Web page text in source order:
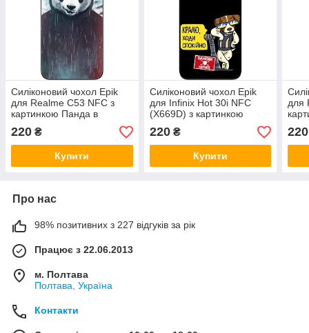
Силіконовий чохол Epik
для Realme C53 NFC з
картинкою Панда в
220 ₴
Купити
Силіконовий чохол Epik
для Infinix Hot 30i NFC
(X669D) з картинкою
220₴
Купити
для
220
Про нас
98% позитивних з 227 відгуків за рік
Працює з 22.06.2013
м. Полтава
Полтава, Україна
Контакти